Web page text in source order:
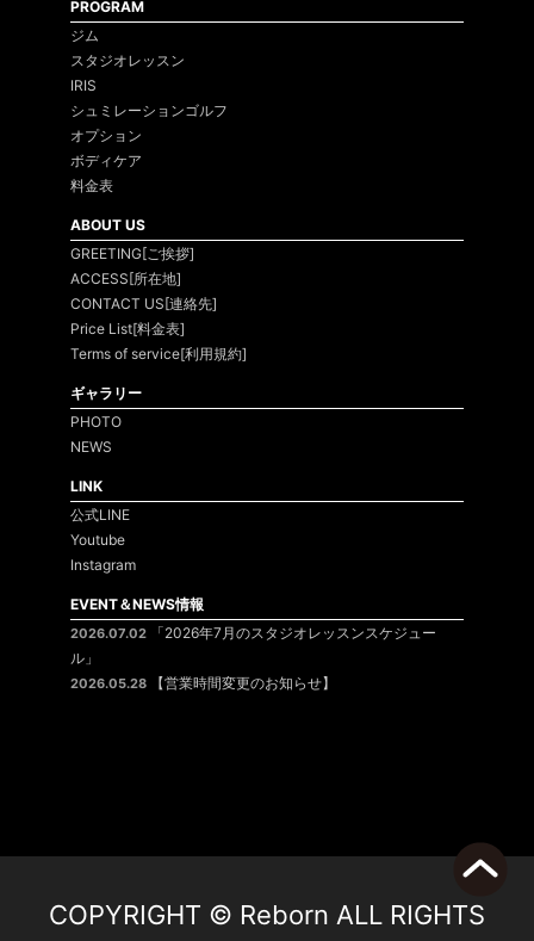
PROGRAM
ジム
スタジオレッスン
IRIS
シュミレーションゴルフ
オプション
ボディケア
料金表
ABOUT US
GREETING[ご挨拶]
ACCESS[所在地]
CONTACT US[連絡先]
Price List[料金表]
Terms of service[利用規約]
ギャラリー
PHOTO
NEWS
LINK
公式LINE
Youtube
Instagram
EVENT＆NEWS情報
2026.07.02 「2026年7月のスタジオレッスンスケジュー
ル」
2026.05.28 【営業時間変更のお知らせ】
COPYRIGHT © Reborn ALL RIGHTS